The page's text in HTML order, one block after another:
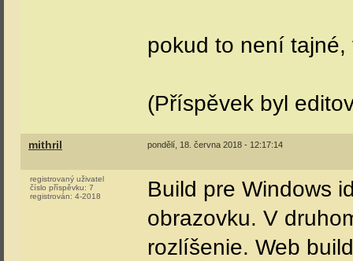
pokud to není
(Příspěvek byl
mithril pondělí, 18. června 2018 - 12:17:14
registrovaný uživatel
číslo příspěvku: 7
registrován: 4-2018
Build pre Windows
obrazovku. V
rozlíšenie. Web